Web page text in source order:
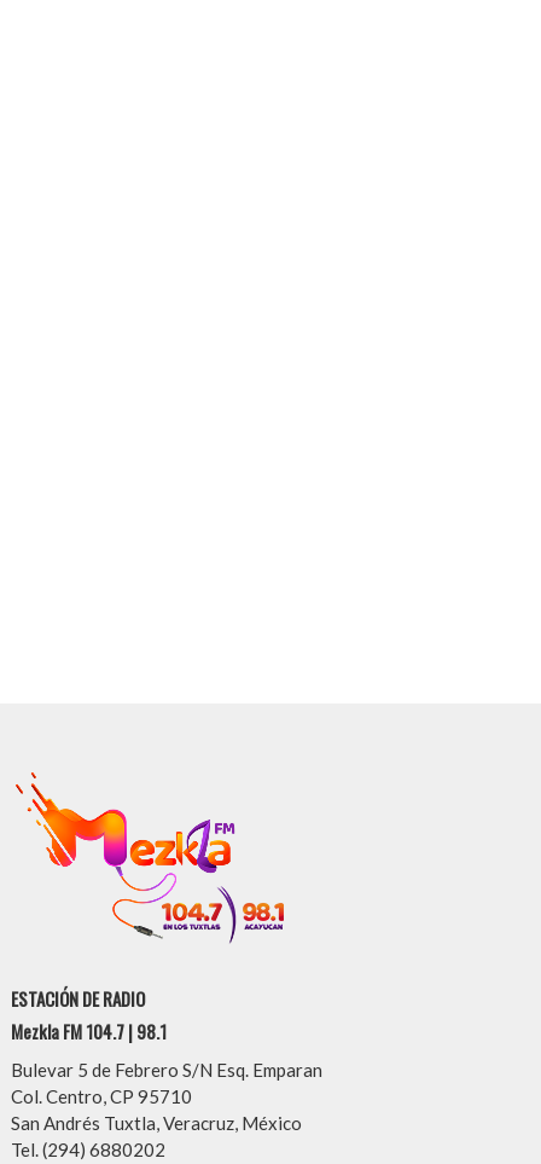
ESTACIÓN DE RADIO
Mezkla FM 104.7 | 98.1
Bulevar 5 de Febrero S/N Esq. Emparan
Col. Centro, CP 95710
San Andrés Tuxtla, Veracruz, México
Tel. (294) 6880202